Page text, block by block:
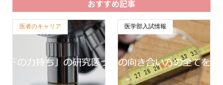
おすすめ記事
医者のキャリア 医学部入試情報